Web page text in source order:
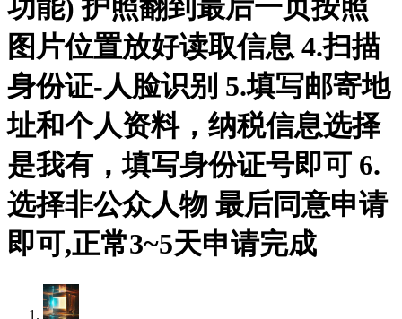
功能) 护照翻到最后一页按照
图片位置放好读取信息 4.扫描
身份证-人脸识别 5.填写邮寄地
址和个人资料，纳税信息选择
是我有，填写身份证号即可 6.
选择非公众人物 最后同意申请
即可,正常3~5天申请完成